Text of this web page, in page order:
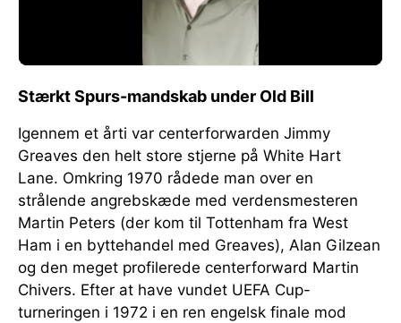
Stærkt Spurs-mandskab under Old Bill
Igennem et årti var centerforwarden Jimmy
Greaves den helt store stjerne på White Hart
Lane. Omkring 1970 rådede man over en
strålende angrebskæde med verdensmesteren
Martin Peters (der kom til Tottenham fra West
Ham i en byttehandel med Greaves), Alan Gilzean
og den meget profilerede centerforward Martin
Chivers. Efter at have vundet UEFA Cup-
turneringen i 1972 i en ren engelsk finale mod